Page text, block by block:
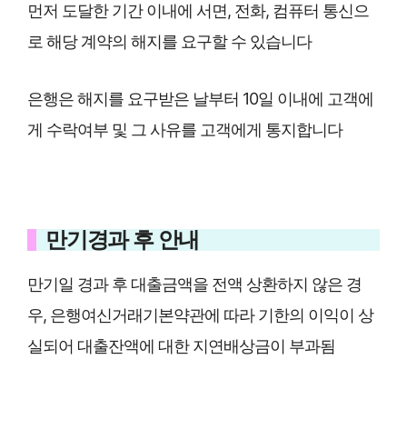
먼저 도달한 기간 이내에 서면, 전화, 컴퓨터 통신으
로 해당 계약의 해지를 요구할 수 있습니다
은행은 해지를 요구받은 날부터 10일 이내에 고객에
게 수락여부 및 그 사유를 고객에게 통지합니다
만기경과 후 안내
만기일 경과 후 대출금액을 전액 상환하지 않은 경
우, 은행여신거래기본약관에 따라 기한의 이익이 상
실되어 대출잔액에 대한 지연배상금이 부과됨